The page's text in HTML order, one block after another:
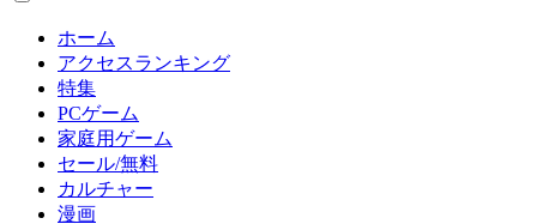
ホーム
アクセスランキング
特集
PCゲーム
家庭用ゲーム
セール/無料
カルチャー
漫画